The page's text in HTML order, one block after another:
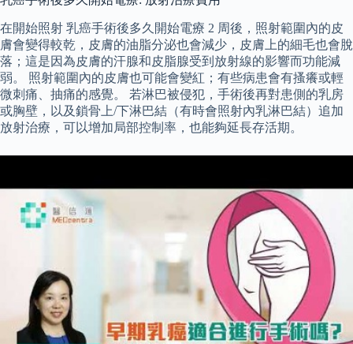
在開始照射 乳癌手術後多久開始電療 2 周後，照射範圍內的皮
膚會變得較乾，皮膚的油脂分泌也會減少，皮膚上的細毛也會脫
落；這是因為皮膚的汗腺和皮脂腺受到放射線的影響而功能減
弱。 照射範圍內的皮膚也可能會變紅；有些病患會有搔癢或輕
微刺痛、抽痛的感覺。 若淋巴被侵犯，手術後再對患側的乳房
或胸壁，以及鎖骨上/下淋巴結（有時會照射內乳淋巴結）追加
放射治療，可以增加局部控制率，也能夠延長存活期。